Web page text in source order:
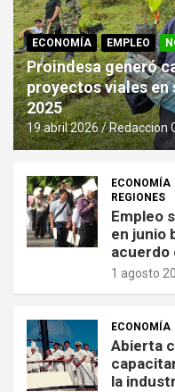
ECONOMÍA EMPLEO
Proindesa generó
proyectos viales en
2025
19 abril 2026 Redaccion
ECONOMÍA
REGIONES
Empleo
en junio
acuerdo
1 agosto
ECONOMÍA
Abierta
la